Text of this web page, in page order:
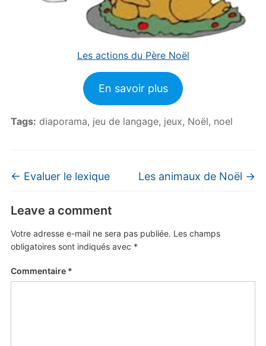
Les actions du Père Noël
En savoir plus
Tags: diaporama, jeu de langage, jeux, Noël, noel
← Evaluer le lexique Les animaux de Noël →
Leave a comment
Votre adresse e-mail ne sera pas publiée. Les champs
obligatoires sont indiqués avec *
Commentaire *